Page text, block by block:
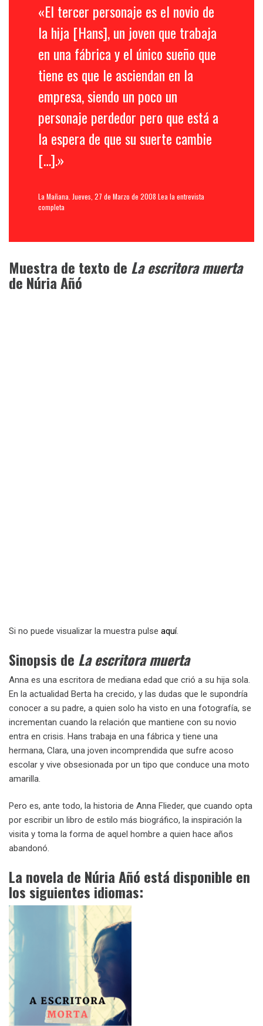
«El tercer personaje es el novio de
la hija [Hans], un joven que trabaja
en una fábrica y el único sueño que
tiene es que le asciendan en la
empresa, siendo un poco un
personaje perdedor pero que está a
la espera de que su suerte cambie
[…].»
La Mañana. Jueves, 27 de Marzo de 2008 Lea la entrevista
completa
Muestra de texto de La escritora muerta
de Núria Añó
Si no puede visualizar la muestra pulse aquí.
Sinopsis de La escritora muerta
Anna es una escritora de mediana edad que crió a su hija sola.
En la actualidad Berta ha crecido, y las dudas que le supondría
conocer a su padre, a quien solo ha visto en una fotografía, se
incrementan cuando la relación que mantiene con su novio
entra en crisis. Hans trabaja en una fábrica y tiene una
hermana, Clara, una joven incomprendida que sufre acoso
escolar y vive obsesionada por un tipo que conduce una moto
amarilla.
Pero es, ante todo, la historia de Anna Flieder, que cuando opta
por escribir un libro de estilo más biográfico, la inspiración la
visita y toma la forma de aquel hombre a quien hace años
abandonó.
La novela de Núria Añó está disponible en
los siguientes idiomas: